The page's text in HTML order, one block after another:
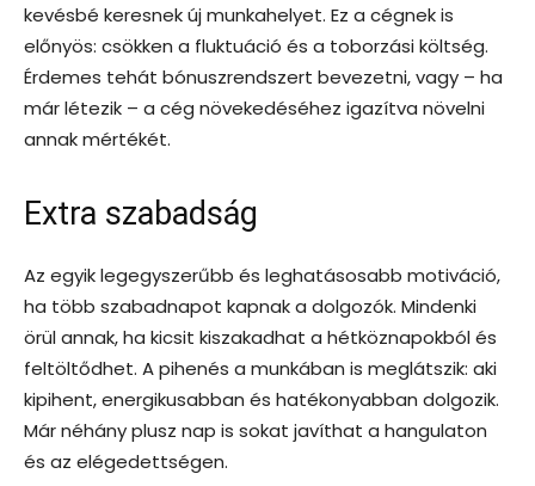
kevésbé keresnek új munkahelyet. Ez a cégnek is
előnyös: csökken a fluktuáció és a toborzási költség.
Érdemes tehát bónuszrendszert bevezetni, vagy – ha
már létezik – a cég növekedéséhez igazítva növelni
annak mértékét.
Extra szabadság
Az egyik legegyszerűbb és leghatásosabb motiváció,
ha több szabadnapot kapnak a dolgozók. Mindenki
örül annak, ha kicsit kiszakadhat a hétköznapokból és
feltöltődhet. A pihenés a munkában is meglátszik: aki
kipihent, energikusabban és hatékonyabban dolgozik.
Már néhány plusz nap is sokat javíthat a hangulaton
és az elégedettségen.